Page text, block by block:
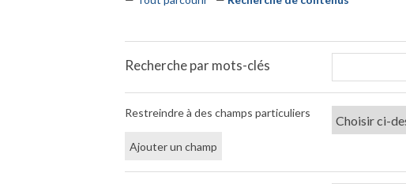
Recherche par mots-clés
Restreindre à des champs particuliers
Ajouter un champ